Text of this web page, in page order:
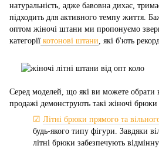
натуральність, адже бавовна дихає,
підходить для активного темпу життя.
оптом жіночі штани ми пропонуємо
категорії котонові штани , які б'ють
Серед моделей, що які ви можете
продажі демонструють такі жіночі
☑ Літні брюки прямого та
будь-якого типу фігури. Завдяки
літні брюки забезпечують